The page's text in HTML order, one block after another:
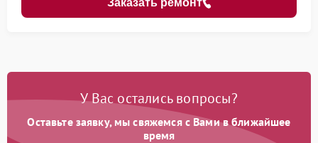
Заказать ремонт
У Вас остались вопросы?
Оставьте заявку, мы свяжемся с Вами в ближайшее
время